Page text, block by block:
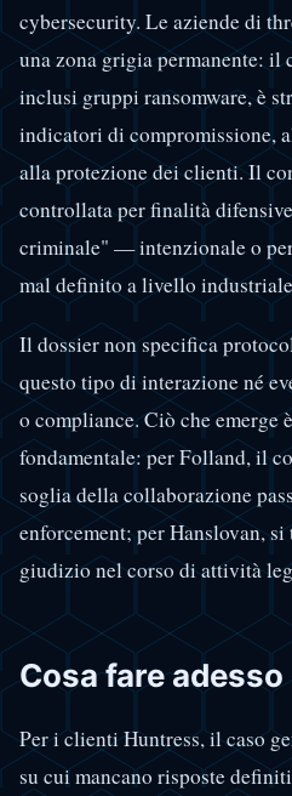
cybersecurity. Le aziende di
una zona grigia permanente: il
inclusi gruppi ransomware, è
indicatori di compromissione,
alla protezione dei clienti. Il
controllata per finalità
criminale" — intenzionale o
mal definito a livello
Il dossier non specifica
questo tipo di interazione né
o compliance. Ciò che emerge
fondamentale: per Folland, il
soglia della collaborazione
enforcement; per Hanslovan,
giudizio nel corso di attività
Cosa fare adesso
Per i clienti Huntress, il caso
su cui mancano risposte